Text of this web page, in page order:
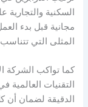
السكنية
مجانية قبل بدء
المثلى التي
كما تواكب الشركة
التقنيات العالمية
الدقيقة لضمان أن